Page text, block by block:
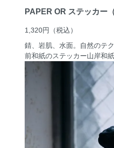
PAPER OR ステッカー
1,320円
（税込）
錆、岩肌、水面。自然のテ
前和紙のステッカー山岸和